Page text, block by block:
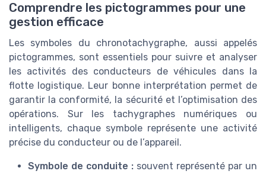
Comprendre les pictogrammes pour une
gestion efficace
Les symboles du chronotachygraphe, aussi appelés
pictogrammes, sont essentiels pour suivre et analyser
les activités des conducteurs de véhicules dans la
flotte logistique. Leur bonne interprétation permet de
garantir la conformité, la sécurité et l’optimisation des
opérations. Sur les tachygraphes numériques ou
intelligents, chaque symbole représente une activité
précise du conducteur ou de l’appareil.
Symbole de conduite : souvent représenté par un